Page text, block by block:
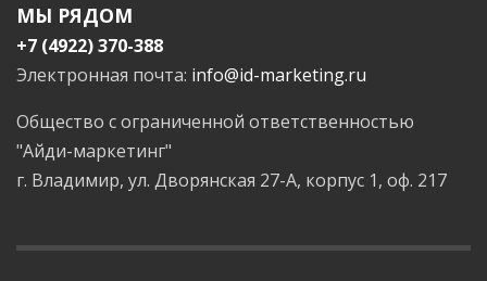
МЫ РЯДОМ
+7 (4922) 370-388
Электронная почта: info@id-marketing.ru
Общество с ограниченной ответственностью
"Айди-маркетинг"
г. Владимир, ул. Дворянская 27-А, корпус 1, оф. 217